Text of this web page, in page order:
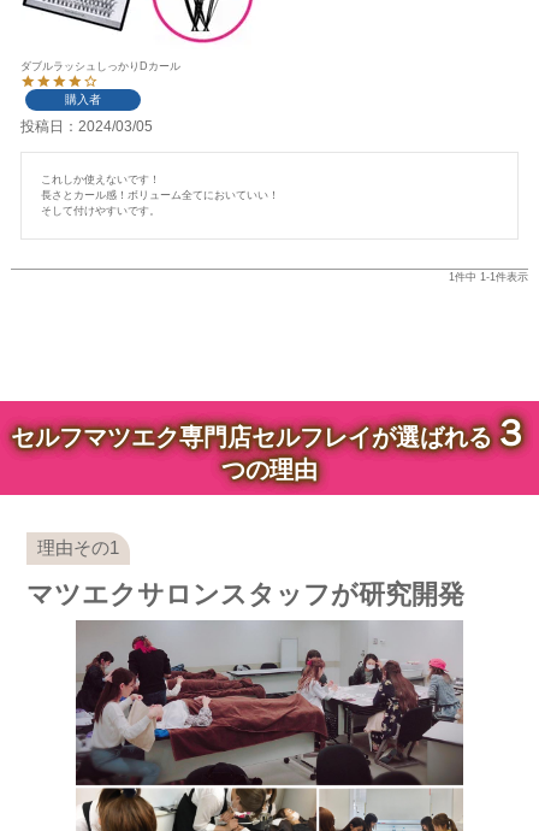
ダブルラッシュしっかりDカール
購入者
投稿日 2024/03/05
これしか使えないです！
長さとカール感！ボリューム全てにおいていい！
そして付けやすいです。
1件中 1-1件表示
セルフマツエク専門店セルフレイが選ばれる３
つの理由
マツエクサロンスタッフが研究開発